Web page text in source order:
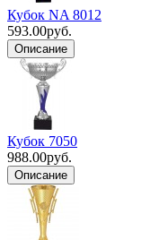
Кубок NA 8012
593.00руб.
Кубок 7050
988.00руб.